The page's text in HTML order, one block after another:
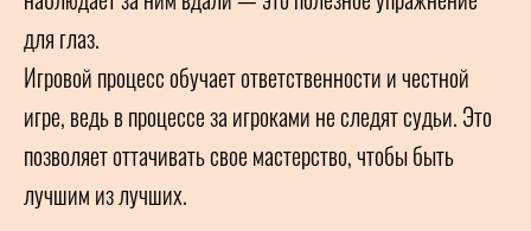
для глаз.
Игровой процесс обучает ответственности и честной
игре, ведь в процессе за игроками не следят судьи. Это
позволяет оттачивать свое мастерство, чтобы быть
лучшим из лучших.